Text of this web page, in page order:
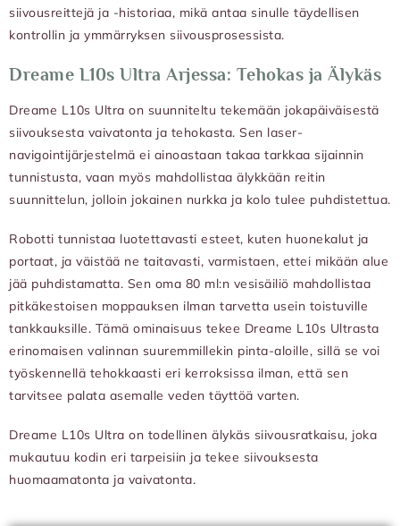
siivousreittejä ja -historiaa, mikä antaa sinulle täydellisen
kontrollin ja ymmärryksen siivousprosessista.
Dreame L10s Ultra Arjessa: Tehokas ja Älykäs
Dreame L10s Ultra on suunniteltu tekemään jokapäiväisestä
siivouksesta vaivatonta ja tehokasta. Sen laser-
navigointijärjestelmä ei ainoastaan takaa tarkkaa sijainnin
tunnistusta, vaan myös mahdollistaa älykkään reitin
suunnittelun, jolloin jokainen nurkka ja kolo tulee puhdistettua.
Robotti tunnistaa luotettavasti esteet, kuten huonekalut ja
portaat, ja väistää ne taitavasti, varmistaen, ettei mikään alue
jää puhdistamatta. Sen oma 80 ml:n vesisäiliö mahdollistaa
pitkäkestoisen moppauksen ilman tarvetta usein toistuville
tankkauksille. Tämä ominaisuus tekee Dreame L10s Ultrasta
erinomaisen valinnan suuremmillekin pinta-aloille, sillä se voi
työskennellä tehokkaasti eri kerroksissa ilman, että sen
tarvitsee palata asemalle veden täyttöä varten.
Dreame L10s Ultra on todellinen älykäs siivousratkaisu, joka
mukautuu kodin eri tarpeisiin ja tekee siivouksesta
huomaamatonta ja vaivatonta.